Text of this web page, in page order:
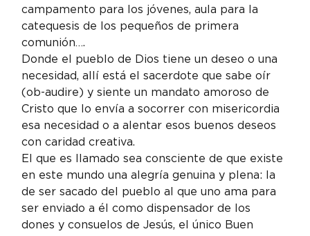
campamento para los jóvenes, aula para la
catequesis de los pequeños de primera
comunión….
Donde el pueblo de Dios tiene un deseo o una
necesidad, allí está el sacerdote que sabe oír
(ob-audire) y siente un mandato amoroso de
Cristo que lo envía a socorrer con misericordia
esa necesidad o a alentar esos buenos deseos
con caridad creativa.
El que es llamado sea consciente de que existe
en este mundo una alegría genuina y plena: la
de ser sacado del pueblo al que uno ama para
ser enviado a él como dispensador de los
dones y consuelos de Jesús, el único Buen